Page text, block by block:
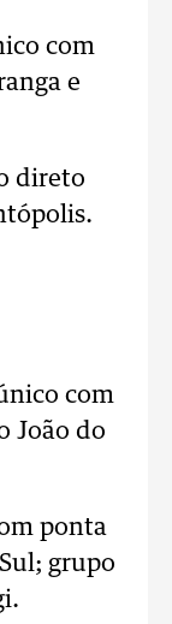
com
e
direto
com
João do
ponta
grupo